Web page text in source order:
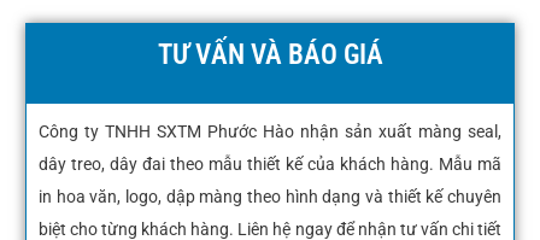
TƯ VẤN VÀ BÁO GIÁ
Công ty TNHH SXTM Phước Hào nhận sản xuất màng seal,
dây treo, dây đai theo mẫu thiết kế của khách hàng. Mẫu mã
in hoa văn, logo, dập màng theo hình dạng và thiết kế chuyên
biệt cho từng khách hàng. Liên hệ ngay để nhận tư vấn chi tiết